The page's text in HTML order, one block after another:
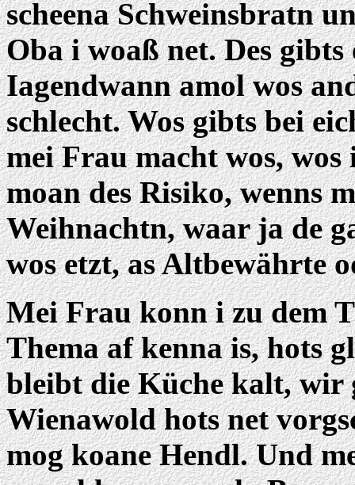
scheena Schweinsbratn
Oba i woaß net. Des gibts
Iagendwann amol wos
schlecht. Wos gibts bei
mei Frau macht wos, wos
moan des Risiko, wenns
Weihnachtn, waar ja de
wos etzt, as Altbewährte
Mei Frau konn i zu dem
Thema af kenna is, hots
bleibt die Küche kalt, wir
Wienawold hots net
mog koane Hendl. Und